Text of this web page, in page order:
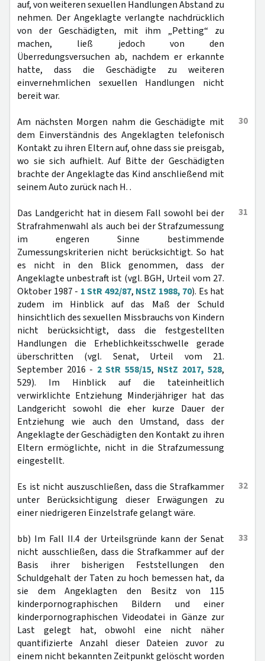
auf, von weiteren sexuellen Handlungen Abstand zu
nehmen. Der Angeklagte verlangte nachdrücklich
von der Geschädigten, mit ihm „Petting“ zu
machen, ließ jedoch von den
Überredungsversuchen ab, nachdem er erkannte
hatte, dass die Geschädigte zu weiteren
einvernehmlichen sexuellen Handlungen nicht
bereit war.
30
Am nächsten Morgen nahm die Geschädigte mit
dem Einverständnis des Angeklagten telefonisch
Kontakt zu ihren Eltern auf, ohne dass sie preisgab,
wo sie sich aufhielt. Auf Bitte der Geschädigten
brachte der Angeklagte das Kind anschließend mit
seinem Auto zurück nach H. .
31
Das Landgericht hat in diesem Fall sowohl bei der
Strafrahmenwahl als auch bei der Strafzumessung
im engeren Sinne bestimmende
Zumessungskriterien nicht berücksichtigt. So hat
es nicht in den Blick genommen, dass der
Angeklagte unbestraft ist (vgl. BGH, Urteil vom 27.
Oktober 1987 - 1 StR 492/87, NStZ 1988, 70). Es hat
zudem im Hinblick auf das Maß der Schuld
hinsichtlich des sexuellen Missbrauchs von Kindern
nicht berücksichtigt, dass die festgestellten
Handlungen die Erheblichkeitsschwelle gerade
überschritten (vgl. Senat, Urteil vom 21.
September 2016 - 2 StR 558/15, NStZ 2017, 528,
529). Im Hinblick auf die tateinheitlich
verwirklichte Entziehung Minderjähriger hat das
Landgericht sowohl die eher kurze Dauer der
Entziehung wie auch den Umstand, dass der
Angeklagte der Geschädigten den Kontakt zu ihren
Eltern ermöglichte, nicht in die Strafzumessung
eingestellt.
32
Es ist nicht auszuschließen, dass die Strafkammer
unter Berücksichtigung dieser Erwägungen zu
einer niedrigeren Einzelstrafe gelangt wäre.
33
bb) Im Fall II.4 der Urteilsgründe kann der Senat
nicht ausschließen, dass die Strafkammer auf der
Basis ihrer bisherigen Feststellungen den
Schuldgehalt der Taten zu hoch bemessen hat, da
sie dem Angeklagten den Besitz von 115
kinderpornographischen Bildern und einer
kinderpornographischen Videodatei in Gänze zur
Last gelegt hat, obwohl eine nicht näher
quantifizierte Anzahl dieser Dateien zuvor zu
einem nicht bekannten Zeitpunkt gelöscht worden